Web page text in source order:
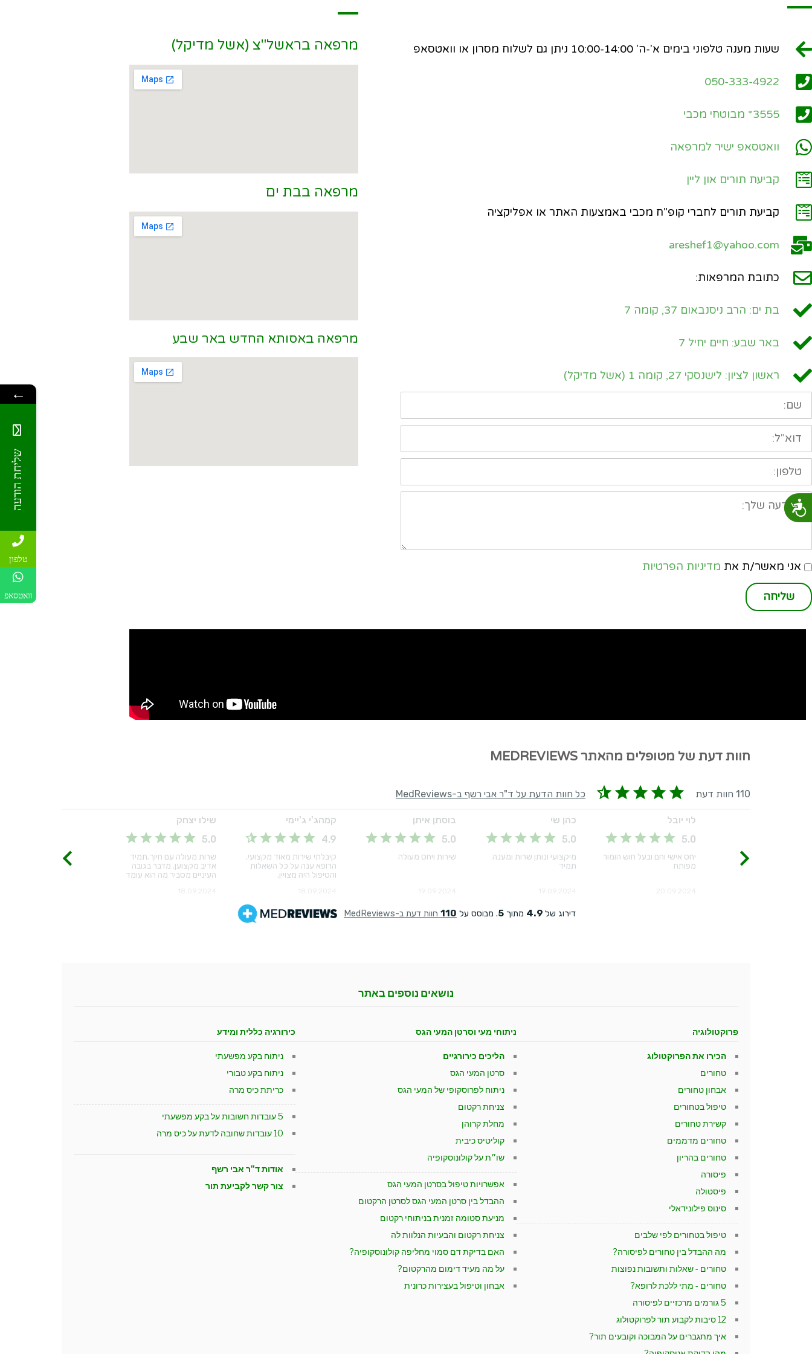
נגישות
שעות מענה טלפוני בימים א'-ה' 10:00-14:00 ניתן גם לשלוח מסרון או וואטסאפ
050-333-4922
3555* מבוטחי מכבי
וואטסאפ ישיר למרפאה
קביעת תורים און ליין
קביעת תורים לחברי קופ"ח מכבי באמצעות האתר או אפליקציה
areshef1@yahoo.com
כתובת המרפאות:
בת ים: הרב ניסנבאום 37, קומה 7
באר שבע: חיים יחיל 7
ראשון לציון: לישנסקי 27, קומה 1 (אשל מדיקל)
שם:
דוא"ל:
טלפון:
ההודעה
שלך:
אני מאשר/ת את מדיניות הפרטיות
שליחה
מרפאה בראשל"צ (אשל מדיקל)
מרפאה בבת ים
מרפאה באסותא החדש באר שבע
חוות דעת של מטופלים מהאתר MEDREVIEWS
נושאים נוספים באתר
פרוקטולוגיה
הכירו את הפרוקטולוג
טחורים
אבחון טחורים
טיפול בטחורים
קשירת טחורים
טחורים מדממים
טחורים בהריון
פיסורה
פיסטולה
סינוס פילונידאלי
טיפול בטחורים לפי שלבים
מה ההבדל בין טחורים לפיסורה?
טחורים - שאלות ותשובות נפוצות
טחורים - מתי ללכת לרופא?
5 גורמים מרכזיים לפיסורה
12 סיבות לקבוע תור לפרוקטולוג
איך מתגברים על המבוכה וקובעים תור?
ניתוחי מעי וסרטן המעי הגס
הליכים כירורגיים
סרטן המעי הגס
ניתוח לפרוסקופי של המעי הגס
צניחת רקטום
מחלת קרוהן
קוליטיס כיבית
שו״ת על קולונוסקופיה
אפשרויות טיפול בסרטן המעי הגס
ההבדל בין סרטן המעי הגס לסרטן הרקטום
מניעת סטומה זמנית בניתוחי רקטום
צניחת רקטום והבעיות הנלוות לה
האם בדיקת דם סמוי מחליפה קולונוסקופיה?
על מה מעיד דימום מהרקטום?
אבחון וטיפול בעצירות כרונית
כירורגיה כללית ומידע
ניתוח בקע מפשעתי
ניתוח בקע טבורי
כריתת כיס מרה
5 עובדות חשובות על בקע מפשעתי
10 עובדות שחובה לדעת על כיס מרה
אודות ד"ר אבי רשף
צור קשר לקביעת תור
←
שליחת הודעה
טלפון
וואטסאפ